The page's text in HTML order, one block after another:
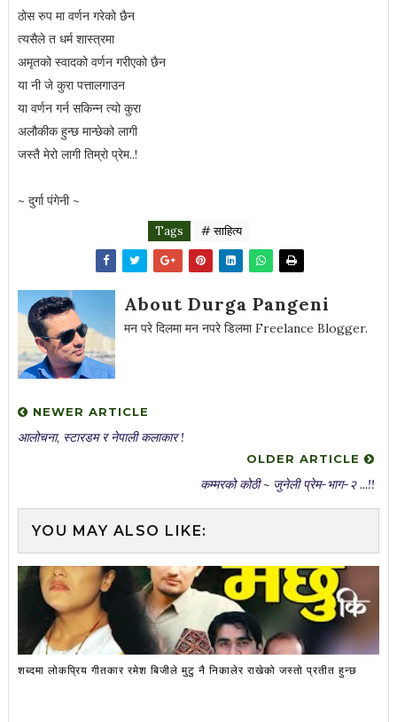
ठोस रुप मा वर्णन गरेको छैन
त्यसैले त धर्म शास्त्रमा
अमृतको स्वादको वर्णन गरीएको छैन
या नी जे कुरा पत्तालगाउन
या वर्णन गर्न सकिन्न त्यो कुरा
अलौकीक हुन्छ मान्छेको लागी
जस्तै मेरो लागी तिम्रो प्रेम..!
~ दुर्गा पंगेनी ~
Tags # साहित्य
About Durga Pangeni
मन परे दिलमा मन नपरे डिलमा Freelance Blogger.
NEWER ARTICLE
आलोचना, स्टारडम र नेपाली कलाकार !
OLDER ARTICLE
कम्मरको कोठी ~ जुनेली प्रेम-भाग-२ ...!!
YOU MAY ALSO LIKE:
शब्दमा लोकप्रिय गीतकार रमेश बिजीले मुटु नै निकालेर राखेको जस्तो प्रतीत हुन्छ